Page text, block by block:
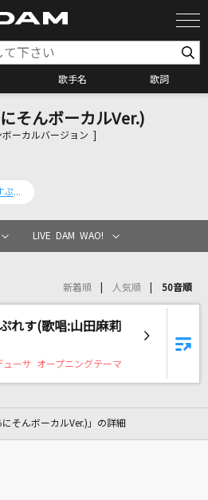
歌手名 歌詞
ラオケ検索
ケリクエスト
歌われている曲の一覧
YEAR 2008 Versio
そんボーカルVer.)
ーカルバージョン ]
[生音]もうそう えくすぷれす(歌唱:山田麻莉奈)
LIVE DAM WAO!
新着順 人気順 50音順
れす(歌唱:山田麻莉
ーサ オープニングテーマ
にそんボーカルVer.)」の詳細